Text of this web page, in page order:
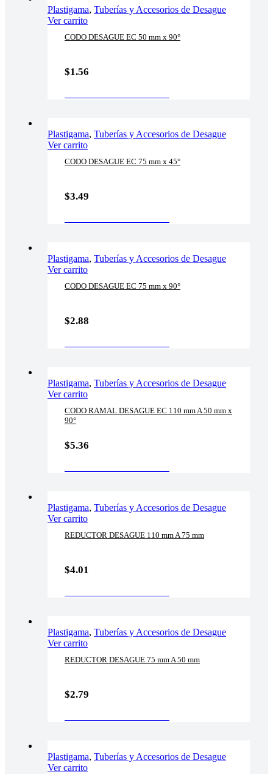
Plastigama, Tuberías y Accesorios de Desague
Ver carrito
CODO DESAGUE EC 50 mm x 90°
$1.56
Plastigama, Tuberías y Accesorios de Desague
Ver carrito
CODO DESAGUE EC 75 mm x 45°
$3.49
Plastigama, Tuberías y Accesorios de Desague
Ver carrito
CODO DESAGUE EC 75 mm x 90°
$2.88
Plastigama, Tuberías y Accesorios de Desague
Ver carrito
CODO RAMAL DESAGUE EC 110 mm A 50 mm x
90°
$5.36
Plastigama, Tuberías y Accesorios de Desague
Ver carrito
REDUCTOR DESAGUE 110 mm A 75 mm
$4.01
Plastigama, Tuberías y Accesorios de Desague
Ver carrito
REDUCTOR DESAGUE 75 mm A 50 mm
$2.79
Plastigama, Tuberías y Accesorios de Desague
Ver carrito